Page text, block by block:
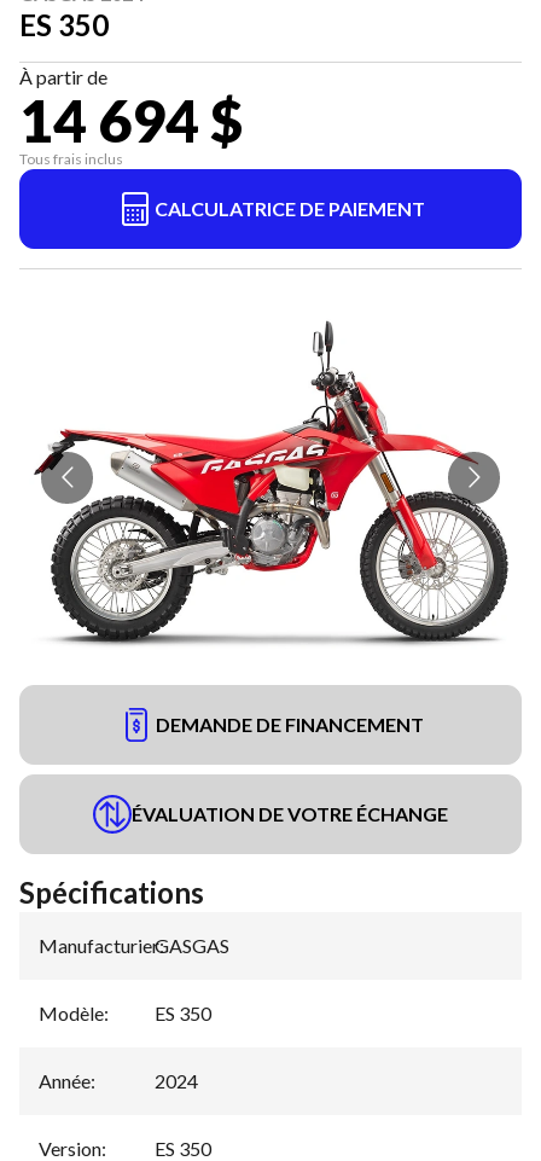
ES 350
À partir de
14 694 $
Tous frais inclus
CALCULATRICE DE PAIEMENT
DEMANDE DE FINANCEMENT
ÉVALUATION DE VOTRE ÉCHANGE
Spécifications
Manufacturier:
GASGAS
Modèle: ES 350
Année: 2024
Version: ES 350